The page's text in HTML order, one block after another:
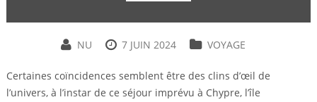
NU 7 JUIN 2024 VOYAGE
Certaines coïncidences semblent être des clins d’œil de
l’univers, à l’instar de ce séjour imprévu à Chypre, l’île